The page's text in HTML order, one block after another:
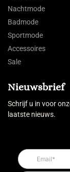
Nachtmode
Badmode
Sportmode
Accessoires
Sale
Nieuwsbrief
Schrijf u in voor
laatste nieuws.